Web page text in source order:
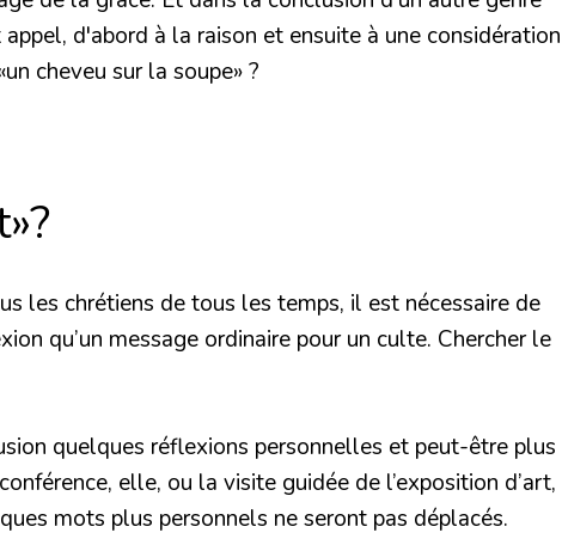
d'abord à la raison et ensuite à une considération
cheveu sur la soupe» ?
les chrétiens de tous les temps, il est nécessaire de
qu’un message ordinaire pour un culte. Chercher le
quelques réflexions personnelles et peut-être plus
elle, ou la visite guidée de l’exposition d’art,
mots plus personnels ne seront pas déplacés.